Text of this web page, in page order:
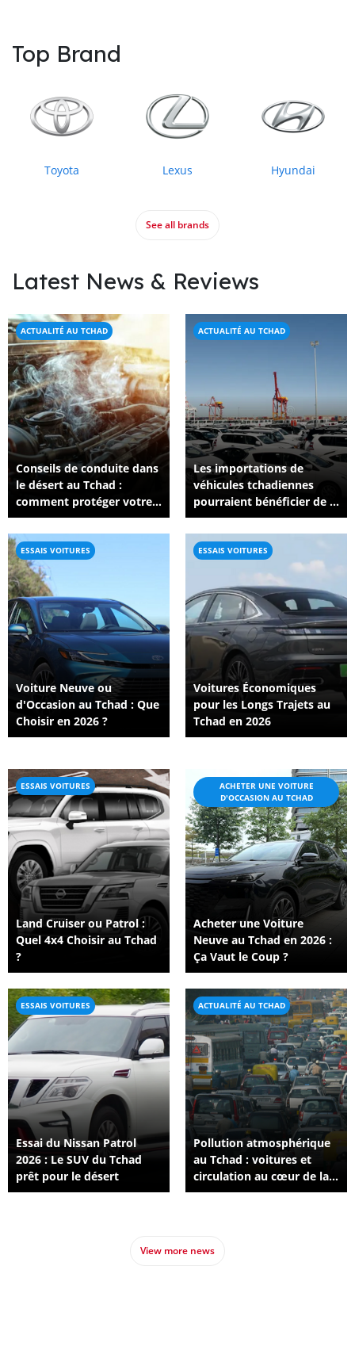
Top Brand
Toyota Lexus Hyundai
See all brands
Latest News & Reviews
ACTUALITÉ AU TCHAD
Conseils de conduite dans
le désert au Tchad :
comment protéger votre
véhicule dans des
conditions extrêmes
ACTUALITÉ AU TCHAD
Les importations de
véhicules tchadiennes
pourraient bénéficier de la
suspension par le
Cameroun des règles de
suivi des marchandises
ESSAIS VOITURES
Voiture Neuve ou
d'Occasion au Tchad : Que
Choisir en 2026 ?
ESSAIS VOITURES
Voitures Économiques
pour les Longs Trajets au
Tchad en 2026
ESSAIS VOITURES
Land Cruiser ou Patrol :
Quel 4x4 Choisir au Tchad
?
ACHETER UNE VOITURE
D'OCCASION AU TCHAD
Acheter une Voiture
Neuve au Tchad en 2026 :
Ça Vaut le Coup ?
ESSAIS VOITURES
Essai du Nissan Patrol
2026 : Le SUV du Tchad
prêt pour le désert
ACTUALITÉ AU TCHAD
Pollution atmosphérique
au Tchad : voitures et
circulation au cœur de la
crise
View more news